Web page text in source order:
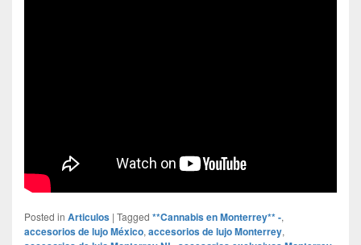
Posted in Articulos | Tagged **Cannabis en Monterrey** -,
accesorios de lujo México, accesorios de lujo Monterrey,